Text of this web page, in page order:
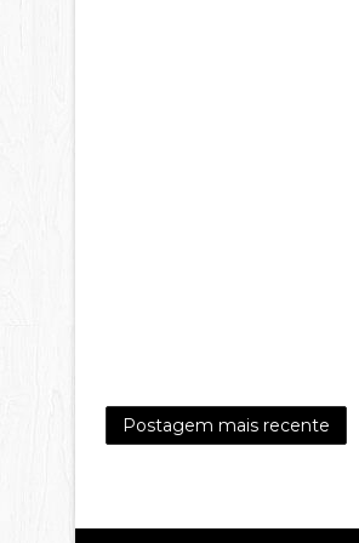
Postagem mais recente